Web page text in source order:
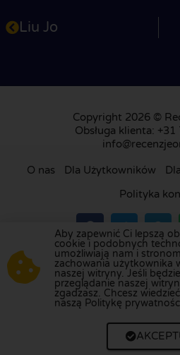
Liu Jo
Copyright 2026 ©
Obsługa klienta:
O nas Dla Użytkowników
Polityka
Odwiedź naszą platformę
Wielkiej Brytanii,Francji,
Hiszpanii,Włoszech,
Szwecji.
Aby zapewnić Ci lepszą
cookie i podobnych
umożliwiają nam i
zachowania użytkownika
naszej witryny. Jeśli
przeglądanie naszej
zgadzasz. Chcesz
naszą Politykę